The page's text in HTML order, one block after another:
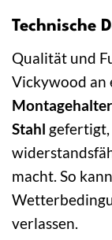
Technische
Qualität und
Vickywood an
Stahl gefertigt,
macht. So
verlassen.